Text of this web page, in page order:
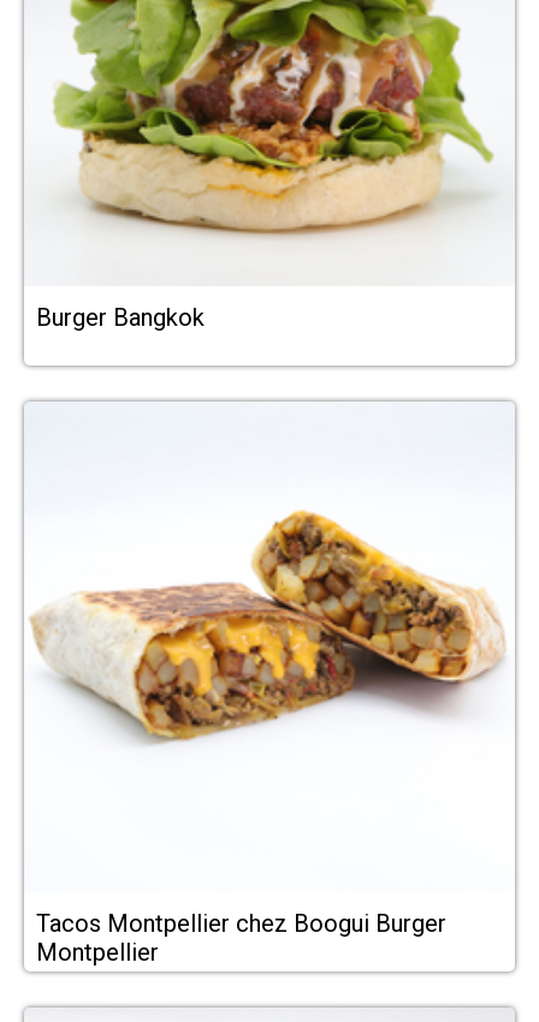
Burger Bangkok
Tacos Montpellier chez Boogui Burger
Montpellier